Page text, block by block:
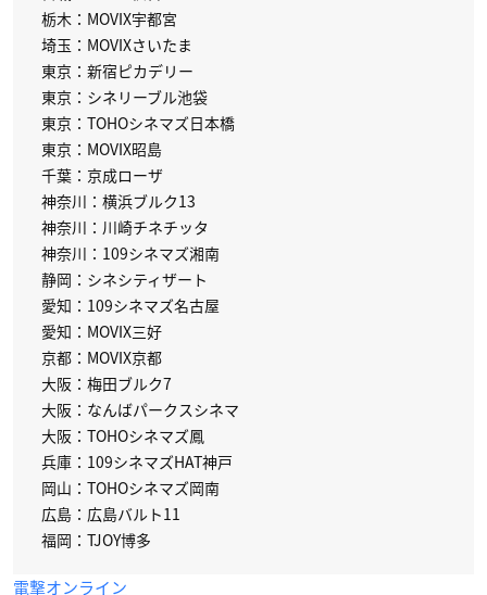
栃木：MOVIX宇都宮
埼玉：MOVIXさいたま
東京：新宿ピカデリー
東京：シネリーブル池袋
東京：TOHOシネマズ日本橋
東京：MOVIX昭島
千葉：京成ローザ
神奈川：横浜ブルク13
神奈川：川崎チネチッタ
神奈川：109シネマズ湘南
静岡：シネシティザート
愛知：109シネマズ名古屋
愛知：MOVIX三好
京都：MOVIX京都
大阪：梅田ブルク7
大阪：なんばパークスシネマ
大阪：TOHOシネマズ鳳
兵庫：109シネマズHAT神戸
岡山：TOHOシネマズ岡南
広島：広島バルト11
福岡：TJOY博多
電撃オンライン